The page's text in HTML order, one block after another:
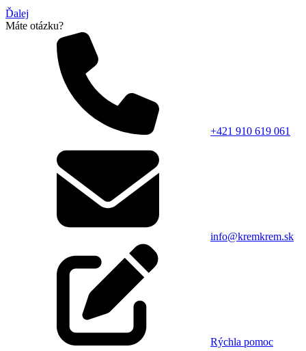
Ďalej
Máte otázku?
+421 910 619 061
info@kremkrem.sk
Rýchla pomoc